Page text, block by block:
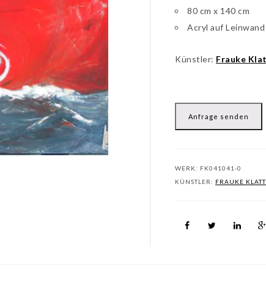
80 cm x 140 cm
Acryl auf Leinwand
Künstler: Frauke
Anfrage senden
WERK: FK041041-0
KÜNSTLER: FRAUKE KLATT